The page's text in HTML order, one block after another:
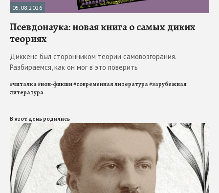
05.08.2026
Псевдонаука: новая книга о самых диких
теориях
Диккенс был сторонником теории самовозгорания.
Разбираемся, как он мог в это поверить
#читалка#нон-фикшн#современная литература#зарубежная
литература
В этот день родились